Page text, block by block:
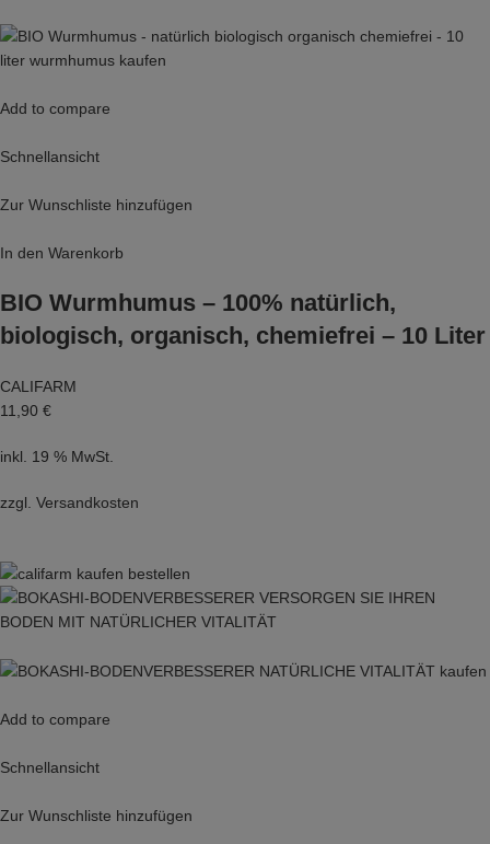
Add to compare
Schnellansicht
Zur Wunschliste hinzufügen
In den Warenkorb
BIO Wurmhumus – 100% natürlich,
biologisch, organisch, chemiefrei – 10 Liter
CALIFARM
11,90 €
inkl. 19 % MwSt.
zzgl. Versandkosten
Add to compare
Schnellansicht
Zur Wunschliste hinzufügen